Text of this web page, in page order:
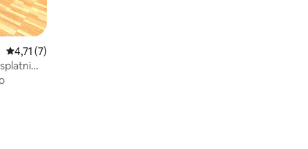
Prosječna ocjena: 4,71 od 5, recenzija: 7
4,71 (7)